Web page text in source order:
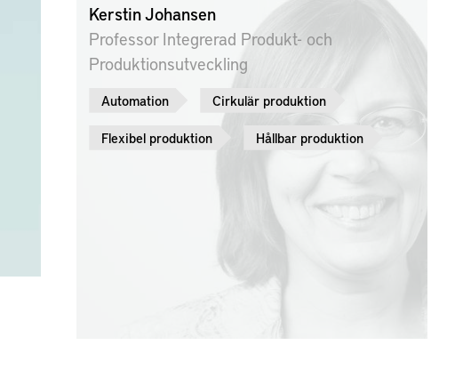
Kerstin Johansen
Professor Integrerad Produkt- och
Produktionsutveckling
Automation Cirkulär produktion
Flexibel produktion Hållbar produktion